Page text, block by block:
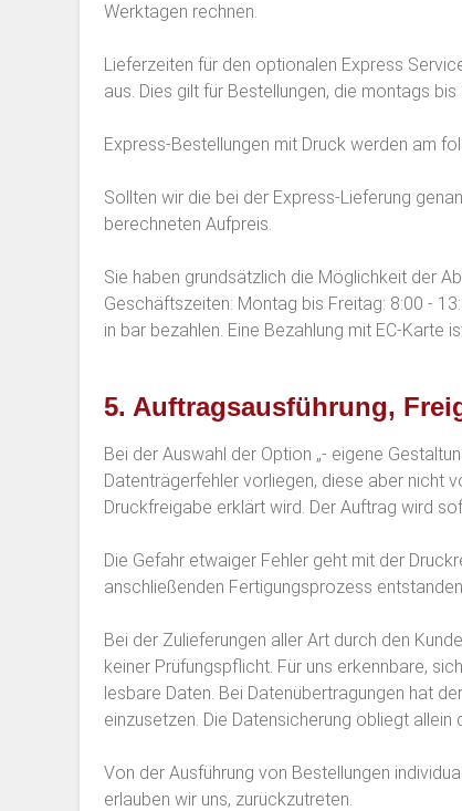
Werktagen rechnen.
Lieferzeiten für den optionalen Express
aus. Dies gilt für Bestellungen, die montags
Express-Bestellungen mit Druck werden am
Sollten wir die bei der Express-Lieferung
berechneten Aufpreis.
Sie haben grundsätzlich die Möglichkeit der
Geschäftszeiten: Montag bis Freitag: 8:00 -
in bar bezahlen. Eine Bezahlung mit EC-Karte
5. Auftragsausführung,
Bei der Auswahl der Option „- eigene
Datenträgerfehler vorliegen, diese aber nicht
Druckfreigabe erklärt wird. Der Auftrag wird
Die Gefahr etwaiger Fehler geht mit der
anschließenden Fertigungsprozess
Bei der Zulieferungen aller Art durch den
keiner Prüfungspflicht. Für uns erkennbare,
lesbare Daten. Bei Datenübertragungen hat
einzusetzen. Die Datensicherung obliegt allein
Von der Ausführung von Bestellungen
erlauben wir uns, zurückzutreten.